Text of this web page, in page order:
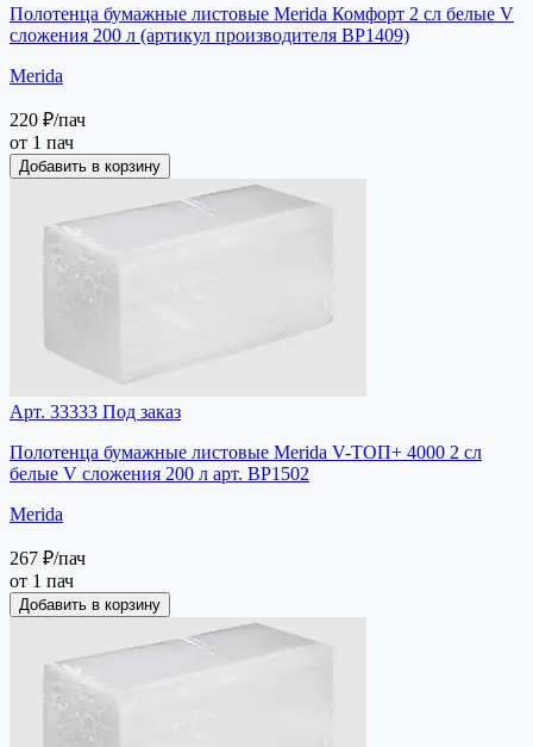
Полотенца бумажные листовые Merida Комфорт 2 сл белые V
сложения 200 л (артикул производителя BP1409)
Merida
220 ₽/пач
от 1 пач
Добавить в корзину
Арт. 33333 Под заказ
Полотенца бумажные листовые Merida V-ТОП+ 4000 2 сл
белые V сложения 200 л арт. BP1502
Merida
267 ₽/пач
от 1 пач
Добавить в корзину